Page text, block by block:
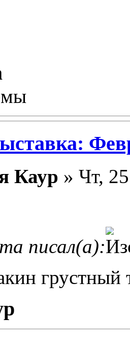
Каур » Чт,
писал(а):
грустный